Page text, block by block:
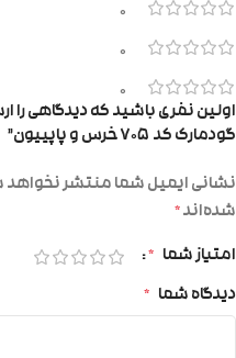
0
0
0
اولین نفری باشید که دیدگاهی را
گودمارک کد ۷۰۵ خرس و پاپییون”
نشانی ایمیل شما منتشر
شده‌اند*
امتیاز شما *
دیدگاه شما *